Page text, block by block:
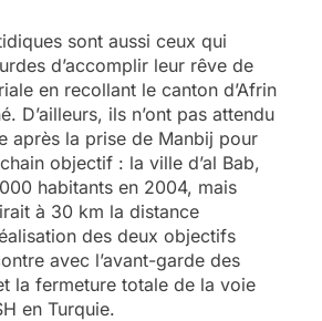
sont aussi ceux qui
d’accomplir leur rêve de
en recollant le canton d’Afrin
D’ailleurs, ils n’ont pas attendu
après la prise de Manbij pour
objectif : la ville d’al Bab,
habitants en 2004, mais
à 30 km la distance
des deux objectifs
avec l’avant-garde des
la fermeture totale de la voie
en Turquie.